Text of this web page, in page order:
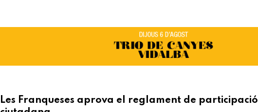
Les Franqueses aprova el reglament de participació